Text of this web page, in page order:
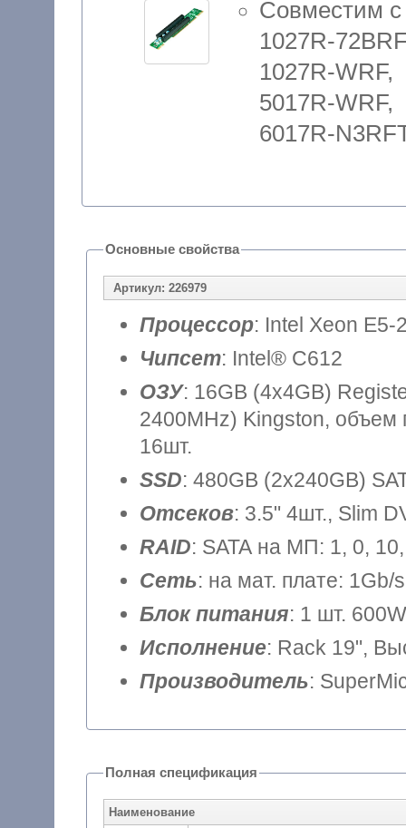
Совместим
1027R-
1027R-
5017R-
6017R-
Основные свойства
Артикул: 226979
Процессор: Intel Xeon E5-
Чипсет: Intel® C612
ОЗУ: 16GB (4x4GB)
2400MHz) Kingston, объем
16шт.
SSD: 480GB (2x240GB)
Отсеков: 3.5" 4шт., Slim
RAID: SATA на МП: 1, 0,
Сеть: на мат. плате: 1Gb/
Блок питания: 1 шт. 600W
Исполнение: Rack 19",
Производитель:
Полная спецификация
Наименование